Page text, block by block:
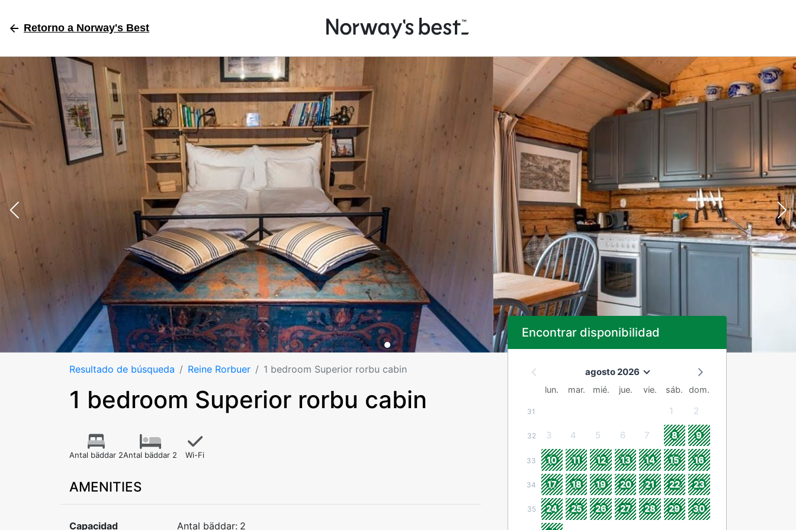
Retorno a Norway's Best
Resultado de búsqueda Reine Rorbuer 1 bedroom Superior rorbu cabin
1 bedroom Superior rorbu cabin
Antal bäddar 2Antal bäddar 2 Wi-Fi
AMENITIES
Capacidad Antal bäddar: 2
Encontrar disponibilidad
agosto 2026
lun. mar. mié. jue. vie. sáb. dom.
31 1 2
32 3 4 5 6 7 8 9
33 10 11 12 13 14 15 16
34 17 18 19 20 21 22 23
35 24 25 26 27 28 29 30